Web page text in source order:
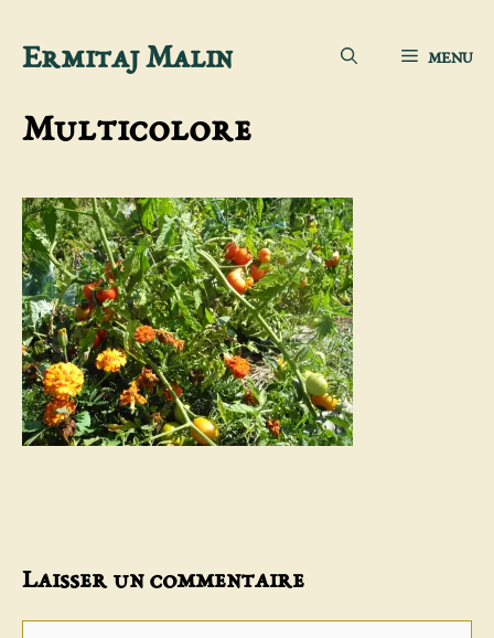
Aller
contenu
Ermitaj Malin MENU
Multicolore
Laisser un commentaire